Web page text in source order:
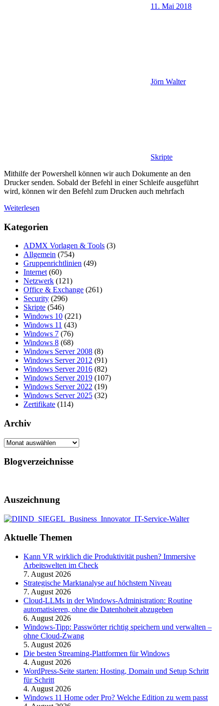
11. Mai 2018
Jörn Walter
Skripte
Mithilfe der Powershell können wir auch Dokumente an den
Drucker senden. Sobald der Befehl in einer Schleife ausgeführt
wird, können wir den Befehl zum Drucken auch mehrfach
Weiterlesen
Kategorien
ADMX Vorlagen & Tools (3)
Allgemein (754)
Gruppenrichtlinien (49)
Internet (60)
Netzwerk (121)
Office & Exchange (261)
Security (296)
Skripte (546)
Windows 10 (221)
Windows 11 (43)
Windows 7 (76)
Windows 8 (68)
Windows Server 2008 (8)
Windows Server 2012 (91)
Windows Server 2016 (82)
Windows Server 2019 (107)
Windows Server 2022 (19)
Windows Server 2025 (32)
Zertifikate (114)
Archiv
Archiv
Blogverzeichnisse
Auszeichnung
Aktuelle Themen
Kann VR wirklich die Produktivität pushen? Immersive
Arbeitswelten im Check
7. August 2026
Strategische Marktanalyse auf höchstem Niveau
7. August 2026
Cloud-LLMs in der Windows-Administration: Routine
automatisieren, ohne die Datenhoheit abzugeben
6. August 2026
Windows-Tipp: Passwörter richtig speichern und verwalten –
ohne Cloud-Zwang
5. August 2026
Die besten Streaming-Plattformen für Windows
4. August 2026
WordPress-Seite starten: Hosting, Domain und Setup Schritt
für Schritt
4. August 2026
Windows 11 Home oder Pro? Welche Edition zu wem passt